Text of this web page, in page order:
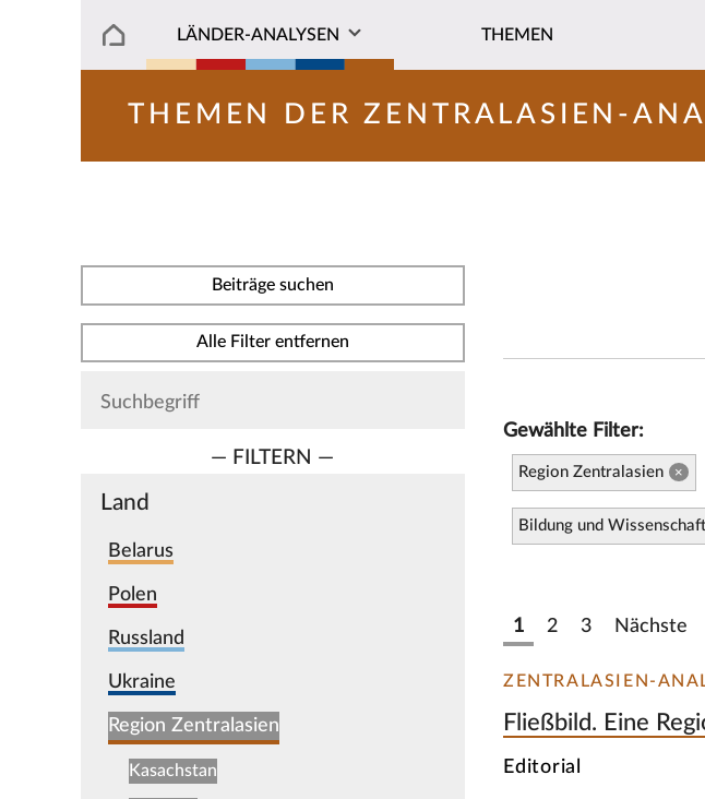
LÄNDER-ANALYSEN THEMEN
THEMEN DER ZENTRALASIEN-
Beiträge suchen
Alle Filter entfernen
— FILTERN —
Land
Belarus
Polen
Russland
Ukraine
Region Zentralasien
Kasachstan
Gewählte Filter:
Region Zentralasien ×
Bildung und Wissenschaft
1 2 3 Nächste
ZENTRALASIEN-
Fließbild. Eine
Editorial